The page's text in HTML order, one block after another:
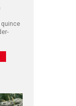
quince